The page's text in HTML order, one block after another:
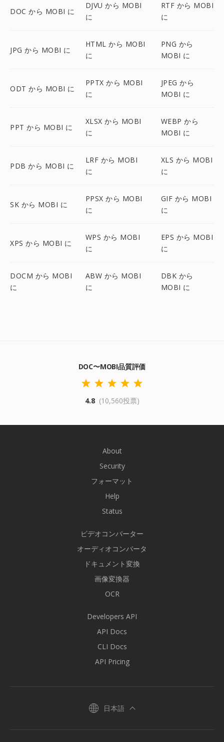
DOC から MOBI に
DJVU から MOBI
に
RTF から MOBI
に
JPG から MOBI に
HTML から MOBI
に
PNG から
MOBI に
ODT から MOBI に
PPTX から MOBI
に
JPEG から
MOBI に
PPT から MOBI に
XLSX から MOBI
に
WEBP から
MOBI に
PDB から MOBI に
LRF から MOBI
に
XLS から MOBI
に
SK から MOBI に
PPSX から MOBI
に
GIF から MOBI
に
XPS から MOBI に
WPS から MOBI
に
EPS から MOBI
に
DOCM から MOBI
に
ABW から MOBI
に
DBK から
MOBI に
DOC〜MOBI品質評価
4.8 (10,560投票)
About
Security
フォーマット
Help
Status
ビデオコンバーター
オーディオコンバータ
ドキュメント変換
画像変換器
OCR
Developers API
API Docs
CLI Docs
API Pricing
日本語